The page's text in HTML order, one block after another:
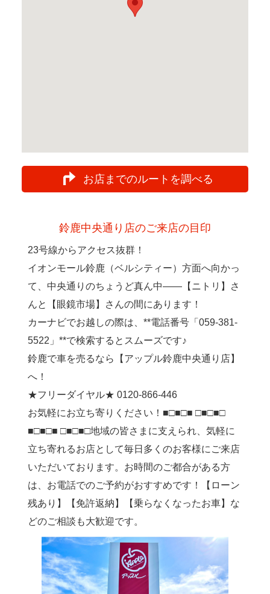
お店までのルートを調べる
鈴鹿中央通り店のご来店の目印
23号線からアクセス抜群！
イオンモール鈴鹿（ベルシティー）方面へ向かっ
て、中央通りのちょうど真ん中――【ニトリ】さ
んと【眼鏡市場】さんの間にあります！
カーナビでお越しの際は、**電話番号「059-381-
5522」**で検索するとスムーズです♪
鈴鹿で車を売るなら【アップル鈴鹿中央通り店】
へ！
★フリーダイヤル★ 0120-866-446
お気軽にお立ち寄りください！■□■□■ □■□■□
■□■□■ □■□■□地域の皆さまに支えられ、気軽に
立ち寄れるお店として毎日多くのお客様にご来店
いただいております。お時間のご都合がある方
は、お電話でのご予約がおすすめです！【ローン
残あり】【免許返納】【乗らなくなったお車】な
どのご相談も大歓迎です。